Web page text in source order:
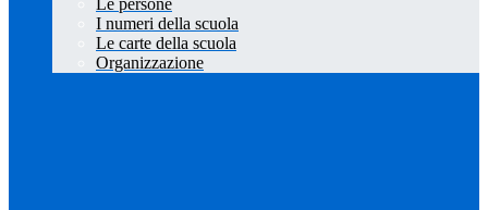
Le persone
I numeri della scuola
Le carte della scuola
Organizzazione